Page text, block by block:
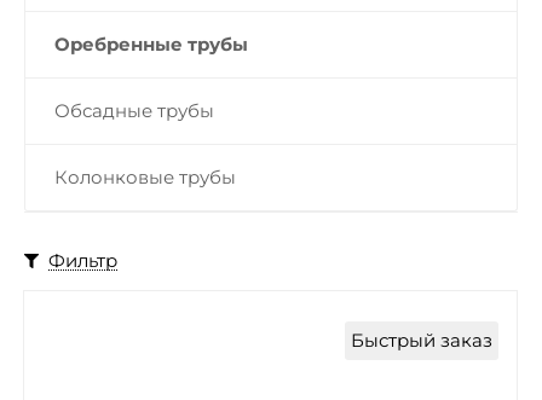
Оребренные трубы
Обсадные трубы
Колонковые трубы
Фильтр
Быстрый заказ